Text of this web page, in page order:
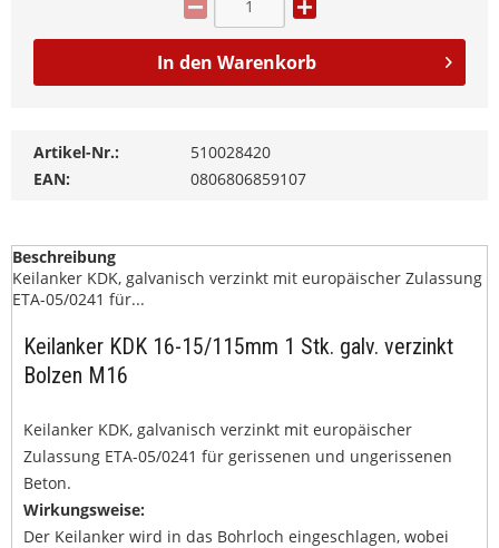
In den Warenkorb
Artikel-Nr.:
510028420
EAN:
0806806859107
Beschreibung
Keilanker KDK, galvanisch verzinkt mit europäischer Zulassung
ETA-05/0241 für...
Keilanker KDK 16-15/115mm 1 Stk. galv. verzinkt
Bolzen M16
Keilanker KDK, galvanisch verzinkt mit europäischer
Zulassung ETA-05/0241 für gerissenen und ungerissenen
Beton.
Wirkungsweise:
Der Keilanker wird in das Bohrloch eingeschlagen, wobei